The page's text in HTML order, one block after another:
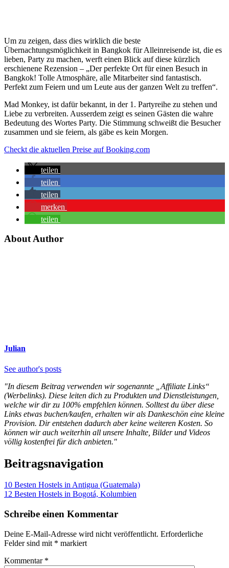
Um zu zeigen, dass dies wirklich die beste
Übernachtungsmöglichkeit in Bangkok für Alleinreisende ist, die es
lieben, Party zu machen, werft einen Blick auf diese kürzlich
erschienene Rezension – „Der perfekte Ort für einen Besuch in
Bangkok! Tolle Atmosphäre, alle Mitarbeiter sind fantastisch.
Perfekt zum Feiern und um Leute aus der ganzen Welt zu treffen“.
Mad Monkey, ist dafür bekannt, in der 1. Partyreihe zu stehen und
Liebe zu verbreiten. Ausserdem zeigt es seinen Gästen die wahre
Bedeutung des Wortes Party. Die Stimmung schweißt die Besucher
zusammen und sie feiern, als gäbe es kein Morgen.
Checkt die aktuellen Preise auf Booking.com
teilen
teilen
teilen
merken
teilen
About Author
Julian
See author's posts
"In diesem Beitrag verwenden wir sogenannte „Affiliate Links“
(Werbelinks). Diese leiten dich zu Produkten und Dienstleistungen,
welche wir dir zu 100% empfehlen können. Solltest du über diese
Links etwas buchen/kaufen, erhalten wir als Dankeschön eine kleine
Provision. Dir entstehen dadurch aber keine weiteren Kosten. So
können wir auch weiterhin all unsere Inhalte, Bilder und Videos
völlig kostenfrei für dich anbieten."
Beitragsnavigation
10 Besten Hostels in Antigua (Guatemala)
12 Besten Hostels in Bogotá, Kolumbien
Schreibe einen Kommentar
Deine E-Mail-Adresse wird nicht veröffentlicht. Erforderliche
Felder sind mit * markiert
Kommentar *